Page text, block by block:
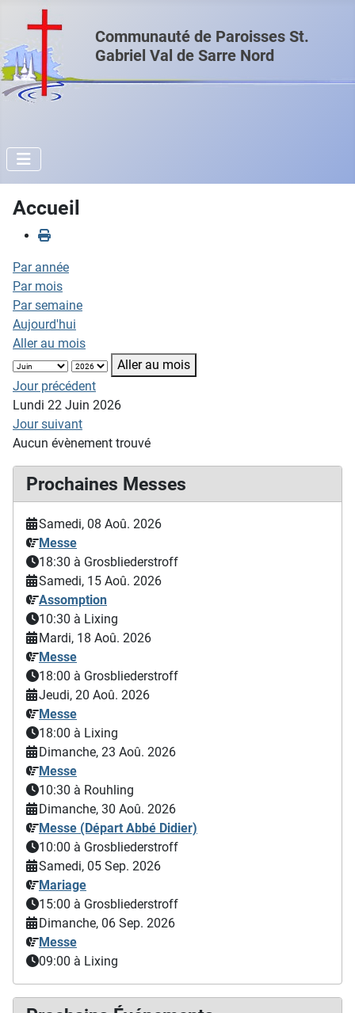
Communauté de Paroisses St.
Gabriel Val de Sarre Nord
Accueil
Par année
Par mois
Par semaine
Aujourd'hui
Aller au mois
Aller au mois
Jour précédent
Lundi 22 Juin 2026
Jour suivant
Aucun évènement trouvé
Prochaines Messes
Samedi, 08 Aoû. 2026
Messe
18:30 à Grosbliederstroff
Samedi, 15 Aoû. 2026
Assomption
10:30 à Lixing
Mardi, 18 Aoû. 2026
Messe
18:00 à Grosbliederstroff
Jeudi, 20 Aoû. 2026
Messe
18:00 à Lixing
Dimanche, 23 Aoû. 2026
Messe
10:30 à Rouhling
Dimanche, 30 Aoû. 2026
Messe (Départ Abbé Didier)
10:00 à Grosbliederstroff
Samedi, 05 Sep. 2026
Mariage
15:00 à Grosbliederstroff
Dimanche, 06 Sep. 2026
Messe
09:00 à Lixing